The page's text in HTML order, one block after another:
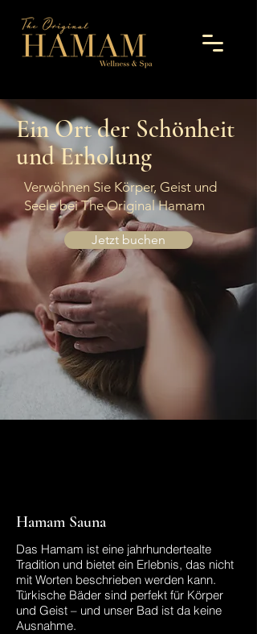
Ein Ort der Schönheit
und Erholung
Verwöhnen Sie Körper, Geist und
Seele bei The Original Hamam
Jetzt buchen
Hamam Sauna
Das Hamam ist eine jahrhundertealte
Tradition und bietet ein Erlebnis, das nicht
mit Worten beschrieben werden kann.
Türkische Bäder sind perfekt für Körper
und Geist – und unser Bad ist da keine
Ausnahme.